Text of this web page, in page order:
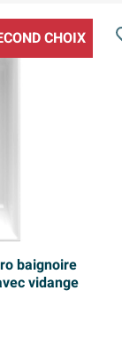
CHOIX
baignoire
vidange